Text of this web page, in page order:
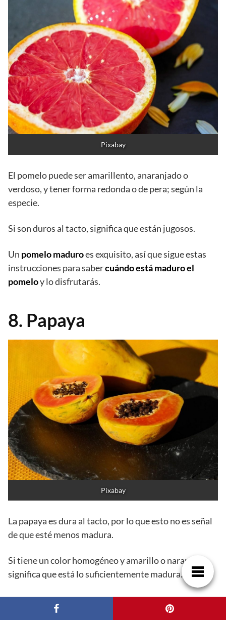
Pixabay
El pomelo puede ser amarillento, anaranjado o
verdoso, y tener forma redonda o de pera; según la
especie.
Si son duros al tacto, significa que están jugosos.
Un pomelo maduroes exquisito, así que sigue estas
instrucciones para sabercuándo está maduro el
pomeloy lo disfrutarás.
8. Papaya
Pixabay
La papaya es dura al tacto, por lo que esto no es señal
de que esté menos madura.
Si tiene un color homogéneo y amarillo o naranja
significa que está lo suficientemente madura.
Si observamos grandes manchas en su cáscara son
sinónimo de que ha fermentado y está demasiado